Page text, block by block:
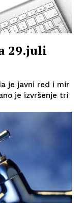
29.juli
je javni red i mir
je izvršenje tri